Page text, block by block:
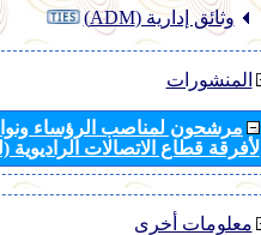
وثائق إدارية (ADM)
المنشورات
مرشحون لمناصب الرؤساء
لأفرقة قطاع الاتصالات
معلومات أخرى